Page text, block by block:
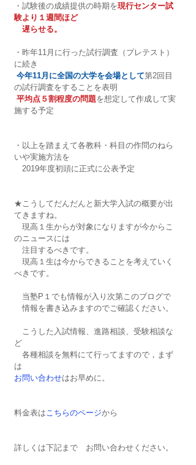
・試験後の成績提供の時期を現行センター試
験より１週間ほど
遅らせる。
・昨年11月に行った試行調査（プレテスト）
に続き
今年11月に全国の大学を会場として第2回目
の試行調査をすることを表明
平均点５割程度の問題を想定して作成して実
施する予定
・以上を踏まえて各教科・科目の作問のねら
いや実施方法を
2019年度初頭に正式に公表予定
★こうしてだんだんと新大学入試の概要が出
てきますね。
現高１生からが対象になりますが今からこ
のニュースには
注目するべきです。
現高１生は今からできることを考えていく
べきです。
当塾P１でも情報が入り次第このブログで
情報を書き込みますのでご確認ください。
こうした入試情報、進路相談、受験相談な
ど
各種相談を無料にて行ってますので，まず
は
お問い合わせはお早めに。
料金表は こちらのページから
詳しくは下記まで　お問い合わせください。